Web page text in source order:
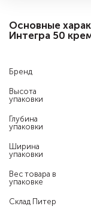
Основные
Интегра 50
Бренд
Высота
упаковки
Глубина
упаковки
Ширина
упаковки
Вес товара в
упаковке
Склад Питер